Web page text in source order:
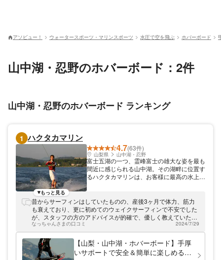
アソビュー！ ウォータースポーツ・マリンスポーツ 水圧で空を飛ぶ ホバーボード
山中湖・忍野のホバーボード：2件
山中湖・忍野のホバーボード ランキング
1 ハクタカマリン
4.7(63件)
山梨県 山中湖・忍野
富士五湖の一つ、霊峰富士の雄大な姿を最も
間近に感じられる山中湖。その湖畔に位置す
るハクタカマリンは、お客様に最高の水上ア
道「山中湖IC」から車で数分の好立地にあ
り、都心からのアクセスも良好です。広大な
敷地にはゆったりとした駐車場を完備し、団
ィビティで最高の思い出を ハクタカマリン
では、お客様のニーズに合わせた多様な水上
アクティビティをご用意しています。 ワカ
サギ釣り専用ドーム船 冷暖房完備の快適な
もっと見る
昔からサーフィンはしていたものの、産後3ヶ月で体力、筋力
も衰えており、更に初めてのウェイクサーフィンで不安でした
が、スタッフの方のアドバイスが的確で、優しく教えていただ
いたお陰で立つことができました。とても楽しかったです。あ
りがとうございました！
なっちゃんさまの口コミ 2024/7/29
【山梨・山中湖・ホバーボード】手厚
いサポートで安全＆簡単に楽しめる！